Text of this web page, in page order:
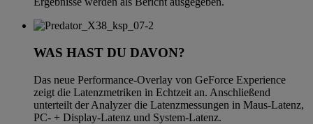
WAS HAST DU DAVON?
Das neue Performance-Overlay von GeForce Experience
zeigt die Latenzmetriken in Echtzeit an. Anschließend
unterteilt der Analyzer die Latenzmessungen in Maus-Latenz,
PC- + Display-Latenz und System-Latenz.